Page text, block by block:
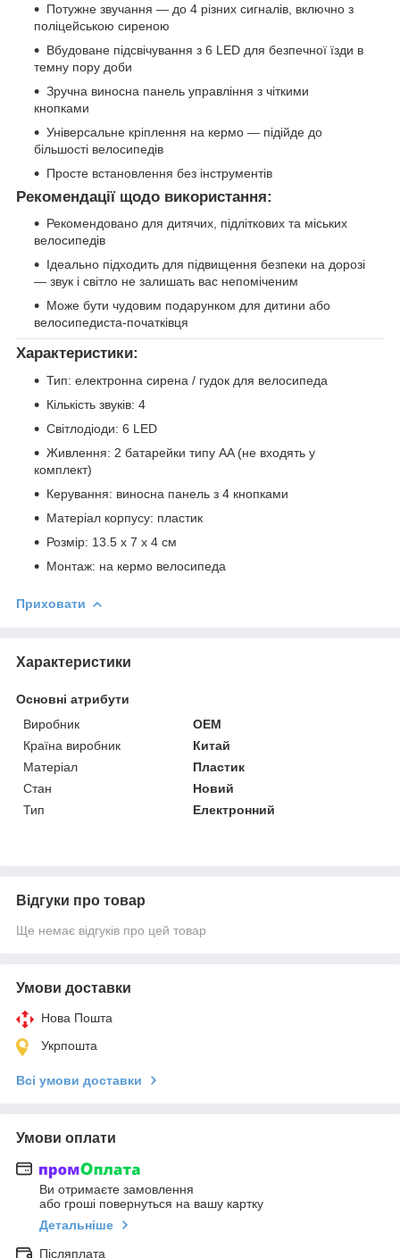
Потужне звучання — до 4 різних сигналів, включно з
поліцейською сиреною
Вбудоване підсвічування з 6 LED для безпечної їзди в
темну пору доби
Зручна виносна панель управління з чіткими
кнопками
Універсальне кріплення на кермо — підійде до
більшості велосипедів
Просте встановлення без інструментів
Рекомендації щодо використання:
Рекомендовано для дитячих, підліткових та міських
велосипедів
Ідеально підходить для підвищення безпеки на дорозі
— звук і світло не залишать вас непоміченим
Може бути чудовим подарунком для дитини або
велосипедиста-початківця
Характеристики:
Тип: електронна сирена / гудок для велосипеда
Кількість звуків: 4
Світлодіоди: 6 LED
Живлення: 2 батарейки типу AA (не входять у
комплект)
Керування: виносна панель з 4 кнопками
Матеріал корпусу: пластик
Розмір: 13.5 х 7 х 4 см
Монтаж: на кермо велосипеда
Приховати
Характеристики
Основні атрибути
Виробник
OEM
Країна виробник
Китай
Матеріал
Пластик
Стан
Новий
Тип
Електронний
Відгуки про товар
Ще немає відгуків про цей товар
Умови доставки
Нова Пошта
Укрпошта
Всі умови доставки
Умови оплати
Ви отримаєте замовлення
або гроші повернуться на вашу картку
Детальніше
Післяплата